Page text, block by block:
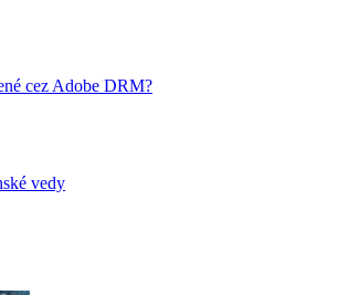
cez Adobe DRM?
vedy